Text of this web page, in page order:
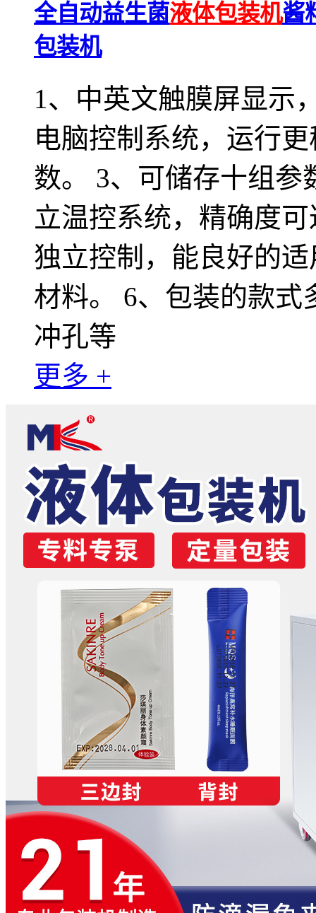
全自动益生菌液体包装机酱
包装机
1、中英文触膜屏显示
电脑控制系统，运行
数。 3、可储存十组参
立温控系统，精确度
独立控制，能良好的
材料。 6、包装的款
冲孔等
更多 +